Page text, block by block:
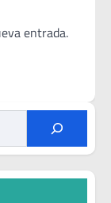
entrada.